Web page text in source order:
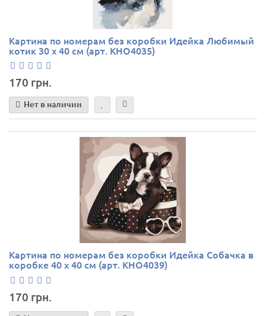
Картина по номерам без коробки Идейка Любимый
котик 30 х 40 см (арт. KHO4035)
170 грн.
Нет в наличии
Картина по номерам без коробки Идейка Собачка в
коробке 40 х 40 см (арт. KHO4039)
170 грн.